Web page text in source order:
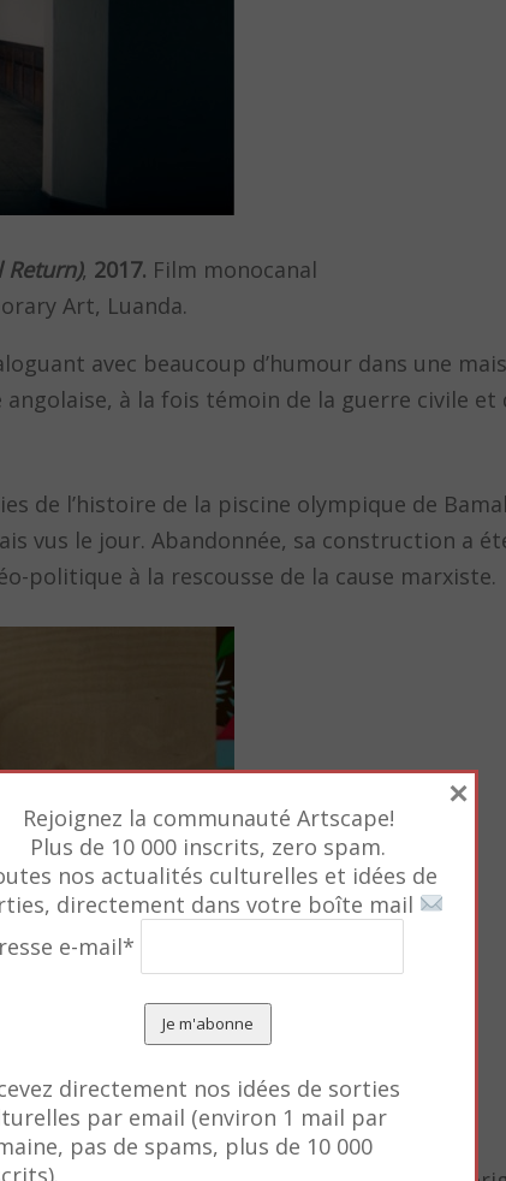
Return), 2017. Film monocanal
Art, Luanda.
avec beaucoup d’humour dans une
à la fois témoin de la guerre civile et
de l’histoire de la piscine olympique de
vus le jour. Abandonnée, sa construction a
politique à la rescousse de la cause marxiste.
Rejoignez la communauté Artscape!
Plus de 10 000 inscrits, zero spam.
nos actualités culturelles et idées de
directement dans votre boîte mail
e-mail*
directement nos idées de sorties
par email (environ 1 mail par
pas de spams, plus de 10 000
×